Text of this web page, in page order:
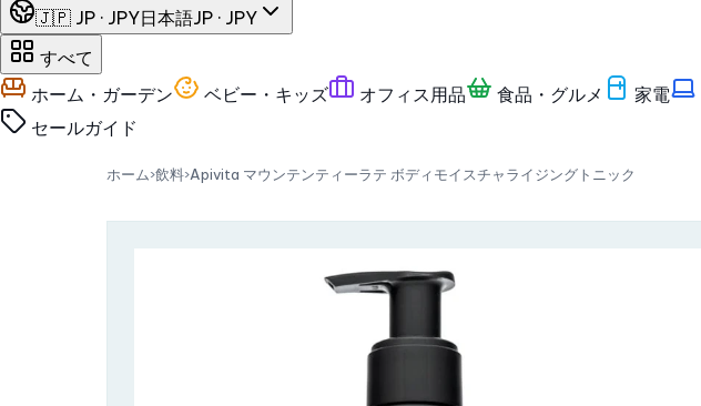
🇯🇵 JP · JPY日本語JP · JPY
すべて
ホーム・ガーデン
ベビー・キッズ オフィス用品 食品・グルメ 家電
セールガイド
ホーム›飲料›Apivita マウンテンティーラテ ボディモイスチャライジングトニック